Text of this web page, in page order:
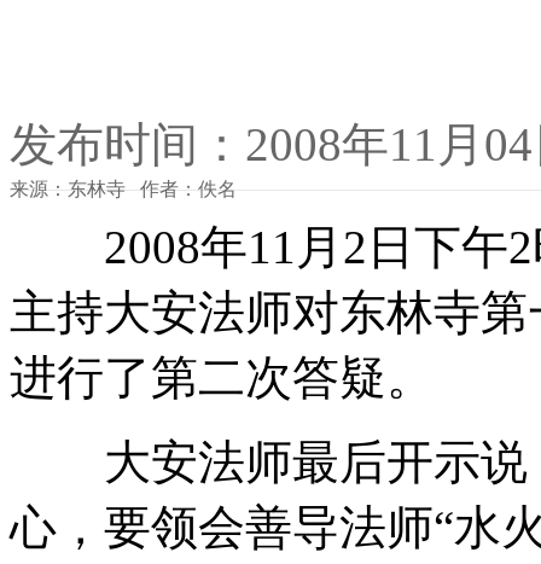
发布时间：2008年11月
来源：东林寺 作者：佚名
2008年11月2日下午2
主持大安法师对东林寺
进行了第二次答疑。
大安法师最后开示说
心，要领会善导法师“水